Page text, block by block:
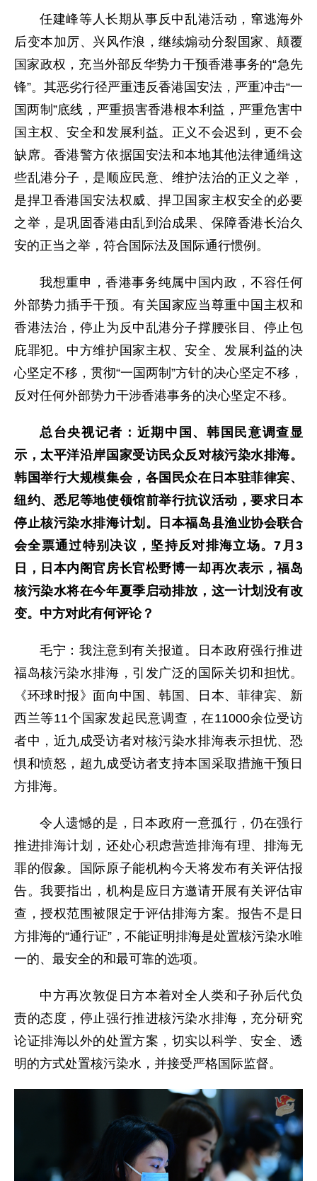
任建峰等人长期从事反中乱港活动，窜逃海外
后变本加厉、兴风作浪，继续煽动分裂国家、颠覆
国家政权，充当外部反华势力干预香港事务的“急先
锋”。其恶劣行径严重违反香港国安法，严重冲击“一
国两制”底线，严重损害香港根本利益，严重危害中
国主权、安全和发展利益。正义不会迟到，更不会
缺席。香港警方依据国安法和本地其他法律通缉这
些乱港分子，是顺应民意、维护法治的正义之举，
是捍卫香港国安法权威、捍卫国家主权安全的必要
之举，是巩固香港由乱到治成果、保障香港长治久
安的正当之举，符合国际法及国际通行惯例。
我想重申，香港事务纯属中国内政，不容任何
外部势力插手干预。有关国家应当尊重中国主权和
香港法治，停止为反中乱港分子撑腰张目、停止包
庇罪犯。中方维护国家主权、安全、发展利益的决
心坚定不移，贯彻“一国两制”方针的决心坚定不移，
反对任何外部势力干涉香港事务的决心坚定不移。
总台央视记者：近期中国、韩国民意调查显
示，太平洋沿岸国家受访民众反对核污染水排海。
韩国举行大规模集会，各国民众在日本驻菲律宾、
纽约、悉尼等地使领馆前举行抗议活动，要求日本
停止核污染水排海计划。日本福岛县渔业协会联合
会全票通过特别决议，坚持反对排海立场。7月3
日，日本内阁官房长官松野博一却再次表示，福岛
核污染水将在今年夏季启动排放，这一计划没有改
变。中方对此有何评论？
毛宁：我注意到有关报道。日本政府强行推进
福岛核污染水排海，引发广泛的国际关切和担忧。
《环球时报》面向中国、韩国、日本、菲律宾、新
西兰等11个国家发起民意调查，在11000余位受访
者中，近九成受访者对核污染水排海表示担忧、恐
惧和愤怒，超九成受访者支持本国采取措施干预日
方排海。
令人遗憾的是，日本政府一意孤行，仍在强行
推进排海计划，还处心积虑营造排海有理、排海无
罪的假象。国际原子能机构今天将发布有关评估报
告。我要指出，机构是应日方邀请开展有关评估审
查，授权范围被限定于评估排海方案。报告不是日
方排海的“通行证”，不能证明排海是处置核污染水唯
一的、最安全的和最可靠的选项。
中方再次敦促日方本着对全人类和子孙后代负
责的态度，停止强行推进核污染水排海，充分研究
论证排海以外的处置方案，切实以科学、安全、透
明的方式处置核污染水，并接受严格国际监督。